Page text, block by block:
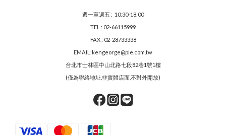
週一至週五 : 10:30-18:00
TEL : 02-66115999
FAX : 02-28733338
EMAIL:kengeorge@pie.com.tw
台北市士林區中山北路七段82巷1號1樓
(僅為聯絡地址,非實體店面,不對外開放)